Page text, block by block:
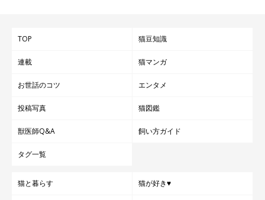
TOP 猫豆知識
連載 猫マンガ
お世話のコツ エンタメ
投稿写真 猫図鑑
獣医師Q&A 飼い方ガイド
タグ一覧
猫と暮らす 猫が好き♥